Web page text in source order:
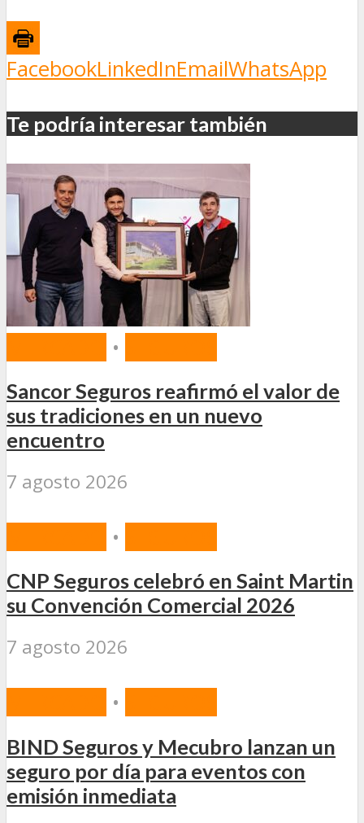
FacebookLinkedInEmailWhatsApp
Te podría interesar también
•
Sancor Seguros reafirmó el valor de
sus tradiciones en un nuevo
encuentro
7 agosto 2026
•
CNP Seguros celebró en Saint Martin
su Convención Comercial 2026
7 agosto 2026
•
BIND Seguros y Mecubro lanzan un
seguro por día para eventos con
emisión inmediata